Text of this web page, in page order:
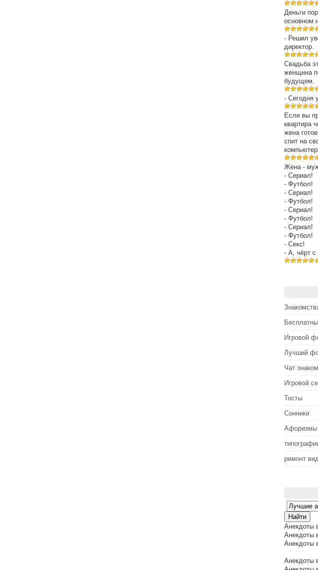
Деньги
основном
- Решил
директор.
Свадьба
женщина
будущем.
- Сегодня
Если вы
квартира
жена
спит на
Жена -
- Сериал!
- Футбол!
- Сериал!
- Футбол!
- Сериал!
- Футбол!
- Сериал!
- Футбол!
- Секс!
- А, чёрт
Игровой
Лучший
Чат
Игровой
Тосты
Сонники
Афоризмы
ремонт
Анекдоты
Анекдоты
Анекдоты
Анекдоты